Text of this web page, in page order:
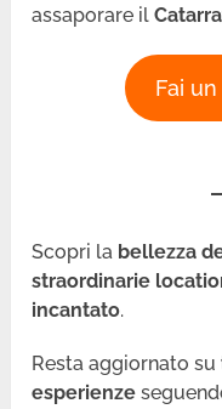
assaporare il
Fai
Scopri la bellezza
straordinarie
incantato.
Resta aggiornato su
esperienze